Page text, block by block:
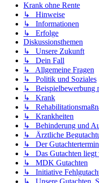
Krank ohne Rente
↳ Hinweise
↳ Informationen
↳ Erfolge
Diskussionsthemen
↳ Unsere Zukunft
↳ Dein Fall
↳ Allgemeine Fragen
↳ Politik und Soziales
↳ Beispielbewerbung
↳ Krank
↳
↳ Krankheiten
↳ Behinderung und
↳ Ärztliche
↳ Der Gutachtertermin
↳ Das Gutachten liegt
↳ MDK Gutachten
↳ Initiative
↳ Unsere Gutachten,